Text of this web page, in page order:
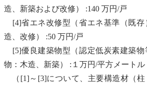
造、新築および改修） :140 万円/戸
[4]省エネ改修型（省エネ基準（既存
造、改修） :50 万円/戸
[5]優良建築物型（認定低炭素建築物
物：木造、新築） :１万円/平方メートル
（[1]～[3]について、主要構造材（柱